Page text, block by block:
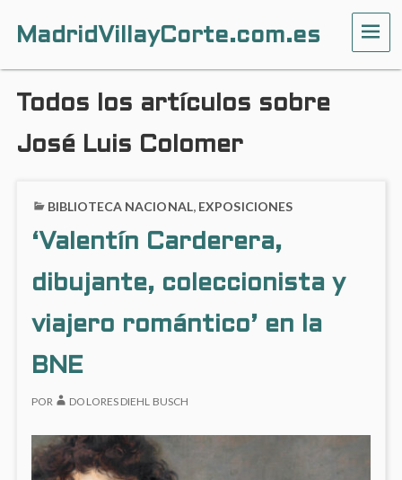
MadridVillayCorte.com.es
Todos los artículos sobre
José Luis Colomer
BIBLIOTECA NACIONAL, EXPOSICIONES
‘Valentín Carderera,
dibujante, coleccionista y
viajero romántico’ en la
BNE
POR DOLORES DIEHL BUSCH